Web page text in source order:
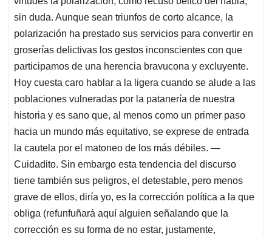
sin duda. Aunque sean triunfos de corto alcance, la
polarización ha prestado sus servicios para convertir en
groserías delictivas los gestos inconscientes con que
participamos de una herencia bravucona y excluyente.
Hoy cuesta caro hablar a la ligera cuando se alude a las
poblaciones vulneradas por la patanería de nuestra
historia y es sano que, al menos como un primer paso
hacia un mundo más equitativo, se exprese de entrada
la cautela por el matoneo de los más débiles. —
Cuidadito. Sin embargo esta tendencia del discurso
tiene también sus peligros, el detestable, pero menos
grave de ellos, diría yo, es la corrección política a la que
obliga (refunfuñará aquí alguien señalando que la
corrección es su forma de no estar, justamente,